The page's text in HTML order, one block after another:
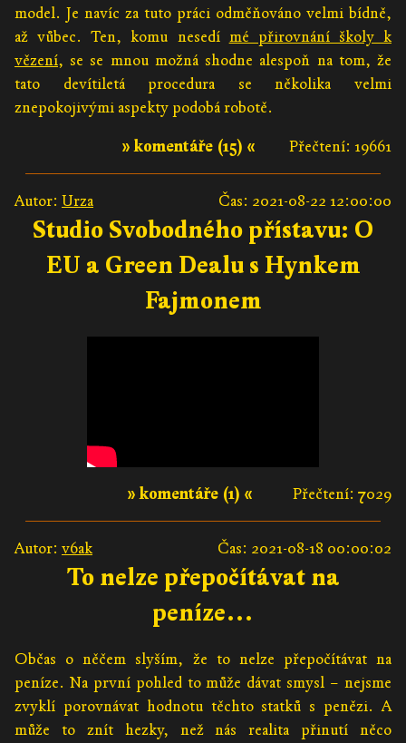
model. Je navíc za tuto práci odměňováno velmi bídně,
až vůbec. Ten, komu nesedí mé přirovnání školy k
vězení, se se mnou možná shodne alespoň na tom, že
tato devítiletá procedura se několika velmi
znepokojivými aspekty podobá robotě.
Přečtení: 19661
» komentáře (15) «
Autor: Urza Čas: 2021-08-22 12:00:00
Studio Svobodného přístavu: O
EU a Green Dealu s Hynkem
Fajmonem
Přečtení: 7029
» komentáře (1) «
Autor: v6ak Čas: 2021-08-18 00:00:02
To nelze přepočítávat na
peníze…
Občas o něčem slyším, že to nelze přepočítávat na
peníze. Na první pohled to může dávat smysl – nejsme
zvyklí porovnávat hodnotu těchto statků s penězi. A
může to znít hezky, než nás realita přinutí něco